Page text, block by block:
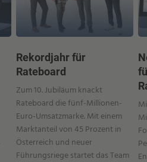
Rekordjahr für
Rateboard
Zum 10. Jubiläum knackt
Rateboard die fünf-Millionen-
Euro-Umsatzmarke. Mit einem
Marktanteil von 45 Prozent in
Österreich und neuer
Führungsriege startet das Team